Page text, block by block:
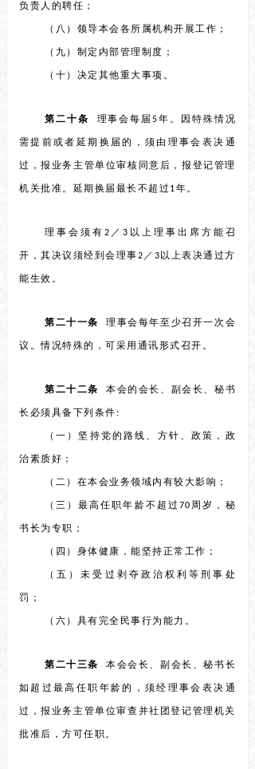
负责人的聘任；
（八）领导本会各所属机构开展工作；
（九）制定内部管理制度；
（十）决定其他重大事项。
第二十条 理事会每届5年。因特殊情况
需提前或者延期换届的，须由理事会表决通
过，报业务主管单位审核同意后，报登记管理
机关批准。延期换届最长不超过1年。
理事会须有2／3以上理事出席方能召
开，其决议须经到会理事2／3以上表决通过方
能生效。
第二十一条 理事会每年至少召开一次会
议。情况特殊的，可采用通讯形式召开。
第二十二条 本会的会长、副会长、秘书
长必须具备下列条件:
（一）坚持党的路线、方针、政策，政
治素质好；
（二）在本会业务领域内有较大影响；
（三）最高任职年龄不超过70周岁，秘
书长为专职；
（四）身体健康，能坚持正常工作；
（五）未受过剥夺政治权利等刑事处
罚；
（六）具有完全民事行为能力。
第二十三条 本会会长、副会长、秘书长
如超过最高任职年龄的，须经理事会表决通
过，报业务主管单位审查并社团登记管理机关
批准后，方可任职。